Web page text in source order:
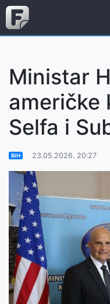
Ministar
američke
Selfa i
BiH 23.05.2026. 20:27